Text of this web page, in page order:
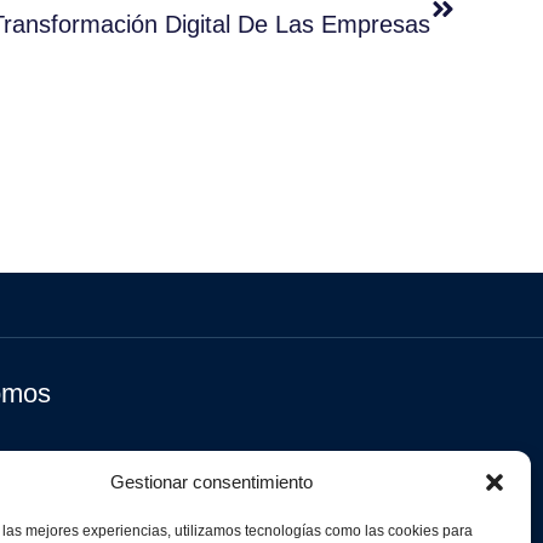
Gestionar consentimiento
mejores experiencias, utilizamos tecnologías como las cookies para
Digital De Las Empresas